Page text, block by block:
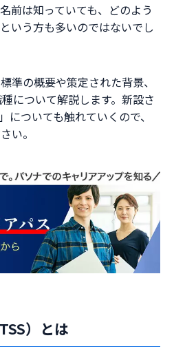
前は知っていても、どのよう
いう方も多いのではないでし
準の概要や策定された背景、
について解説します。新設さ
ついても触れていくので、
い。
）とは